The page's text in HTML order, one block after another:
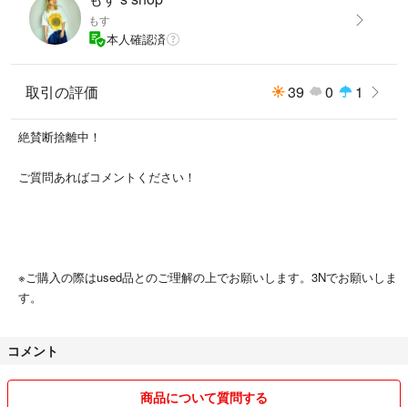
もす
本人確認済
取引の評価 39 0 1
絶賛断捨離中！
ご質問あればコメントください！
※ご購入の際はused品とのご理解の上でお願いします。3Nでお願いしま
す。
コメント
商品について質問する